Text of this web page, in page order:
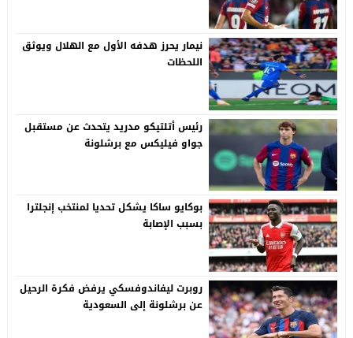
نيمار يحرز هدفه الأول مع الهلال ويوثق
اللحظات
رئيس أتلتيكو مدريد يتحدث عن مستقبل
جواو فيليكس مع برشلونة
بوكايو ساكا يشكل تحديا لمنتخب إنجلترا
بسبب الإصابة
روبرت ليفاندوفسكي يرفض فكرة الرحيل
عن برشلونة إلى السعودية